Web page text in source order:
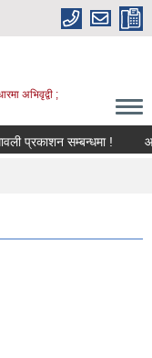
अभिवृद्वी ;
प्रकाशन सम्बन्धमा ! आ.व.